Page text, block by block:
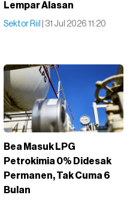
Lempar Alasan
Sektor Riil | 31 Jul 2026 11:20
Bea Masuk LPG
Petrokimia 0% Didesak
Permanen, Tak Cuma 6
Bulan